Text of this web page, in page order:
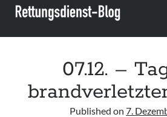
07.12. –
Published on 7.